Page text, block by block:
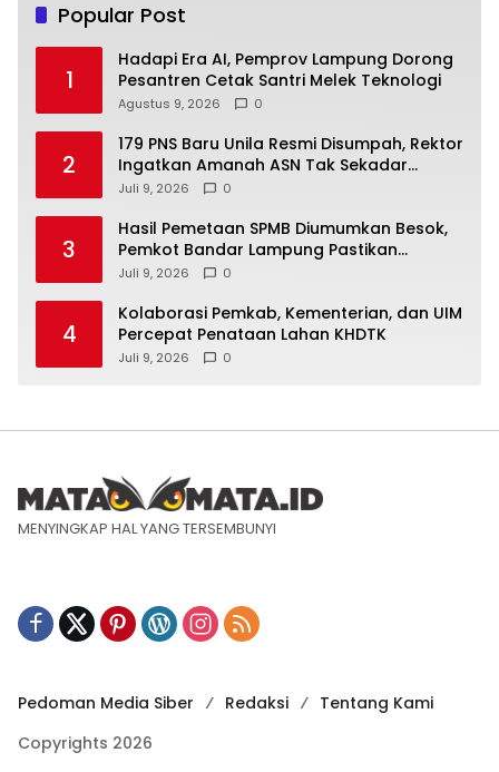
Popular Post
1
Hadapi Era AI, Pemprov Lampung Dorong
Pesantren Cetak Santri Melek Teknologi
Agustus 9, 2026 0
2
179 PNS Baru Unila Resmi Disumpah, Rektor
Ingatkan Amanah ASN Tak Sekadar
Formalitas
Juli 9, 2026 0
3
Hasil Pemetaan SPMB Diumumkan Besok,
Pemkot Bandar Lampung Pastikan
Sekolah Negeri Gratis
Juli 9, 2026 0
4
Kolaborasi Pemkab, Kementerian, dan UIM
Percepat Penataan Lahan KHDTK
Juli 9, 2026 0
MENYINGKAP HAL YANG TERSEMBUNYI
Pedoman Media Siber Redaksi
Tentang Kami
Copyrights 2026